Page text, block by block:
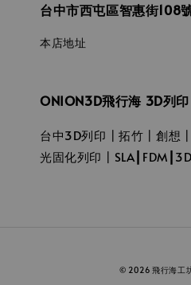
台中市西屯區智惠街108
本店地址
ONION3D飛行海 3D列印
台中3D列印┃拓竹┃創想
光固化列印
© 2026 飛行海工